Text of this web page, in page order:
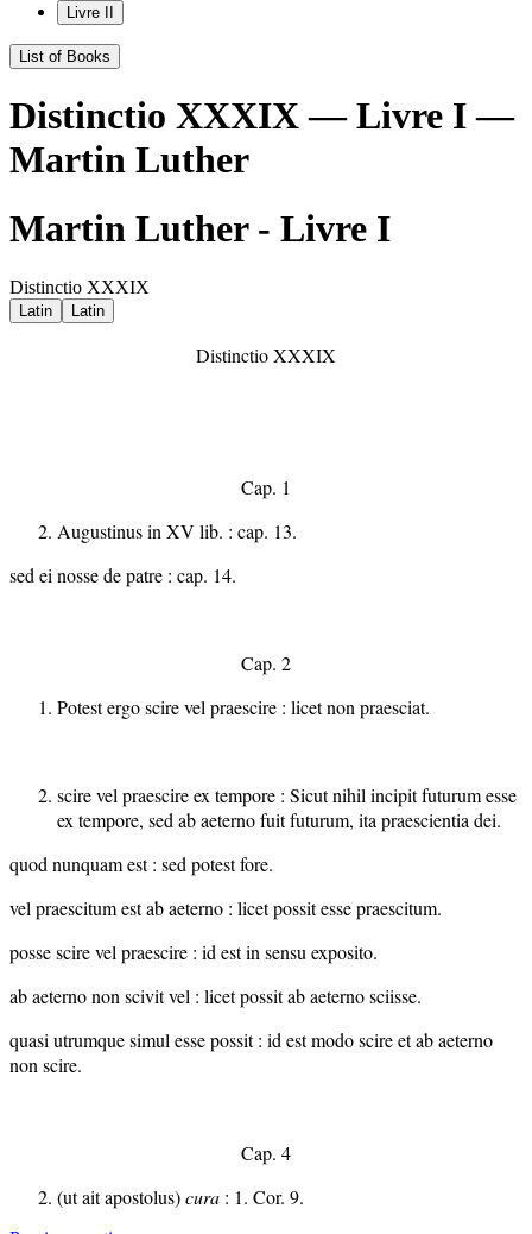
Livre II
List of Books
Distinctio XXXIX — Livre I —
Martin Luther
Martin Luther - Livre I
Distinctio XXXIX
Latin Latin
Distinctio XXXIX
Cap. 1
Augustinus in XV lib. : cap. 13.
sed ei nosse de patre : cap. 14.
Cap. 2
Potest ergo scire vel praescire : licet non praesciat.
scire vel praescire ex tempore : Sicut nihil incipit futurum esse
ex tempore, sed ab aeterno fuit futurum, ita praescientia dei.
quod nunquam est : sed potest fore.
vel praescitum est ab aeterno : licet possit esse praescitum.
posse scire vel praescire : id est in sensu exposito.
ab aeterno non scivit vel : licet possit ab aeterno sciisse.
quasi utrumque simul esse possit : id est modo scire et ab aeterno
non scire.
Cap. 4
(ut ait apostolus)cura : 1. Cor. 9.